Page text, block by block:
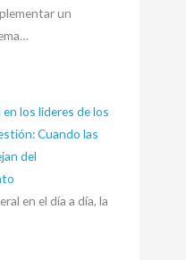
un
los lideres de los
Cuando las
del
en el día a día, la